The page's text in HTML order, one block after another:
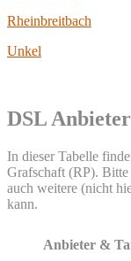
Rheinbreitbach
Unkel
DSL
In dieser Tabelle
Grafschaft (RP). Bitte
auch weitere (nicht
kann.
Anbieter &